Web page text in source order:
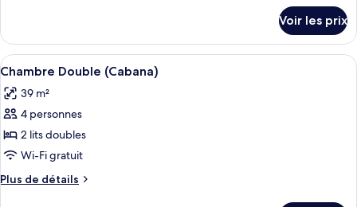
le
type
de
Suite
Présidentielle
Voir les prix
Afficher
toutes
les
photos
pour
ce
type
de
Une chambre d’hôtel avec deux lits,
5
Chambre Double (Cabana)
39 m²
4 personnes
2 lits doubles
Wi-Fi gratuit
Plus de détails
Plus